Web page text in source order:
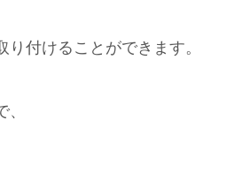
り付けることができます。